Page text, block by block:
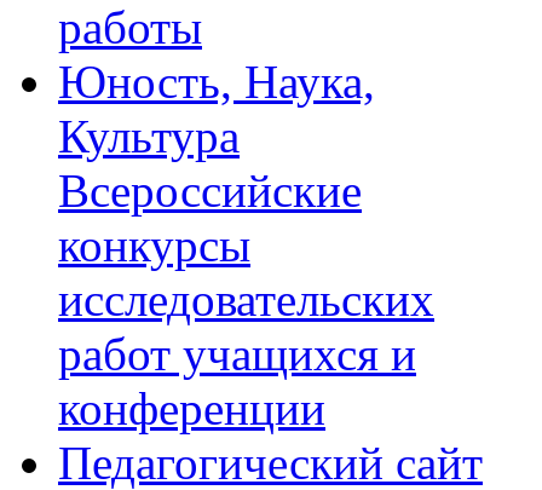
работы
Юность, Наука,
Культура
Всероссийские
конкурсы
исследовательских
работ учащихся и
конференции
Педагогический сайт